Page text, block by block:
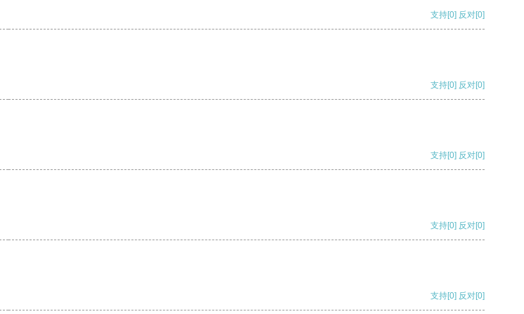
支持[0] 反对[0]
支持[0] 反对[0]
支持[0] 反对[0]
支持[0] 反对[0]
支持[0] 反对[0]